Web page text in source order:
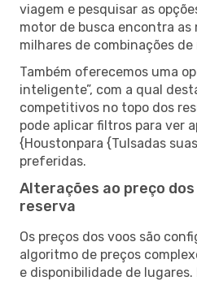
viagem e pesquisar as
motor de busca encontra
milhares de combinações de
Também oferecemos uma
inteligente”, com a qual
competitivos no topo dos
pode aplicar filtros para ver
{Houstonpara {Tulsadas
preferidas.
Alterações ao preço
reserva
Os preços dos voos são
algoritmo de preços
e disponibilidade de